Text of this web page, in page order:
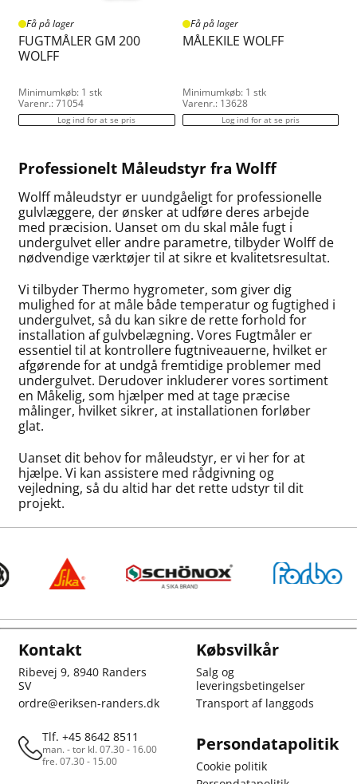
Få på lager
FUGTMÅLER GM 200
WOLFF
Minimumkøb: 1 stk
Varenr.: 71054
Log ind for at se pris
Få på lager
MÅLEKILE WOLFF
Minimumkøb: 1 stk
Varenr.: 13628
Log ind for at se pris
Professionelt Måleudstyr fra Wolff
Wolff måleudstyr er uundgåeligt for professionelle
gulvlæggere, der ønsker at udføre deres arbejde
med præcision. Uanset om du skal måle fugt i
undergulvet eller andre parametre, tilbyder Wolff de
nødvendige værktøjer til at sikre et kvalitetsresultat.
Vi tilbyder Thermo hygrometer, som giver dig
mulighed for at måle både temperatur og fugtighed i
undergulvet, så du kan sikre de rette forhold for
installation af gulvbelægning. Vores Fugtmåler er
essentiel til at kontrollere fugtniveauerne, hvilket er
afgørende for at undgå fremtidige problemer med
undergulvet. Derudover inkluderer vores sortiment
en Måkelig, som hjælper med at tage præcise
målinger, hvilket sikrer, at installationen forløber
glat.
Uanset dit behov for måleudstyr, er vi her for at
hjælpe. Vi kan assistere med rådgivning og
vejledning, så du altid har det rette udstyr til dit
projekt.
Kontakt
Ribevej 9, 8940 Randers
SV
ordre@eriksen-randers.dk
Tlf. +45 8642 8511
man. - tor kl. 07.30 - 16.00
fre. 07.30 - 15.00
Købsvilkår
Salg og
leveringsbetingelser
Transport af langgods
Persondatapolitik
Cookie politik